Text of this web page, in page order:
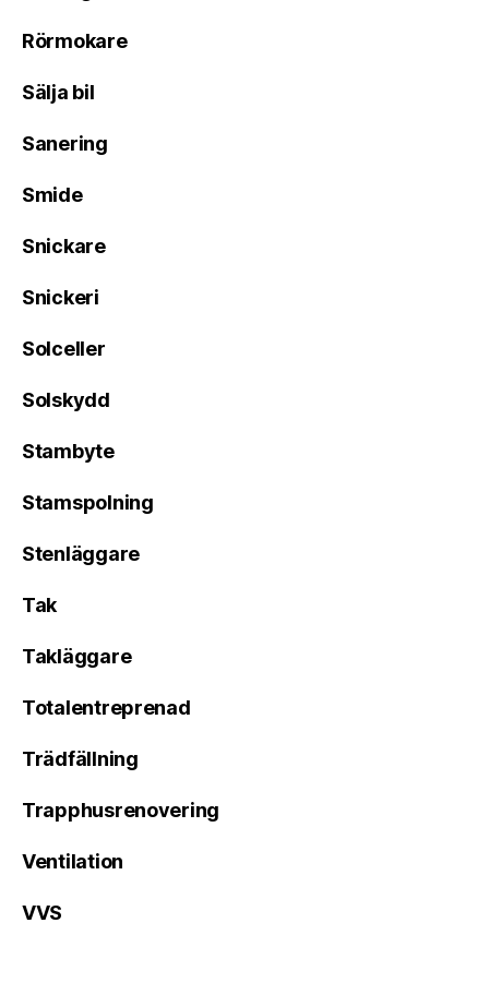
Rörmokare
Sälja bil
Sanering
Smide
Snickare
Snickeri
Solceller
Solskydd
Stambyte
Stamspolning
Stenläggare
Tak
Takläggare
Totalentreprenad
Trädfällning
Trapphusrenovering
Ventilation
VVS